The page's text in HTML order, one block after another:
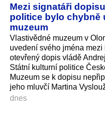
Mezi signatáři
politice bylo chybně
muzeum
Vlastivědné muzeum v
uvedení svého jména
otevřený dopis vládě
Státní kulturní politice
Muzeum se k dopisu
jeho mluvčí Martina
dnes